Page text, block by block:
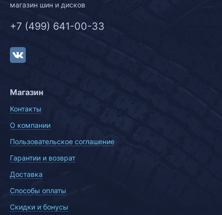
магазин шин и дисков
+7 (499) 641-00-33
Магазин
Контакты
О компании
Пользовательское соглашение
Гарантии и возврат
Доставка
Способы оплаты
Скидки и бонусы